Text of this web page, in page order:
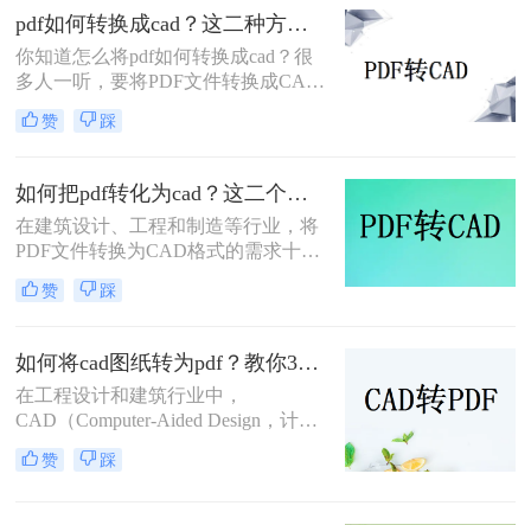
然这听起来可能很困难，但实际上有
一些工具和技术可以帮助您完成这项
工作。在本文中，我们将讨论如何将
pdf图转cad图纸。
pdf如何转换成cad？这二种方法不妨试试！
你知道怎么将pdf如何转换成cad？很
多人一听，要将PDF文件转换成CAD
图纸，这两种完全不同格式的文件要
转换起来，感觉很难，但其实没有我
pdf转cad软件，分分钟就能搞定，下
面一起来看看吧。
赞 踩
如何把pdf转化为cad？这二个方法超级实用！
在建筑设计、工程和制造等行业，将
PDF文件转换为CAD格式的需求十分
常见。CAD（Computer-Aided
Design）文件允许用户在保持几何精
而PDF文件则因其跨平台兼容性和保
真度而广受欢迎。那么如何把pdf转化
为cad呢？本文将详细阐述几种将PDF
文件转化为CAD格式的有效方法，无
论是专业人士还是初学者都能从中受
益。
赞 踩
如何将cad图纸转为pdf？教你3种容易学会的方法!
在工程设计和建筑行业中，
CAD（Computer-Aided Design，计算
机辅助设计）图纸的共享和传输是一
项常见的需求。将CAD图纸转换为
赞 踩